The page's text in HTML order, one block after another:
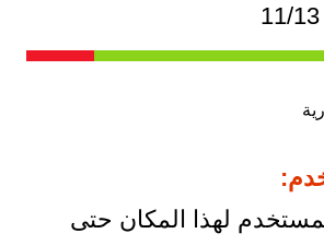
لهذا المكان حتى